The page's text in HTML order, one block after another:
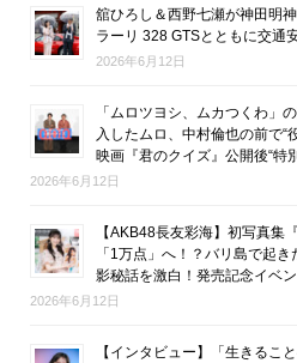
舘ひろし＆西野七瀬が神田明
ラーリ 328 GTSとともに交通
2026年6月12日
「ムロツヨシ、ムカつくわ」
入したムロ、中村倫也の前で“
映画『君のクイズ』公開後“特
2026年6月12日
【AKB48長友彩海】初写真集
「1万点」へ！？バリ島で起
影秘話を激白！発売記念イベ
2026年6月12日
【インタビュー】「生きるこ